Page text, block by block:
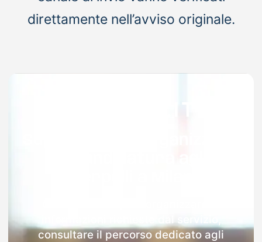
direttamente nell’avviso originale.
consultare il percorso dedicato agli